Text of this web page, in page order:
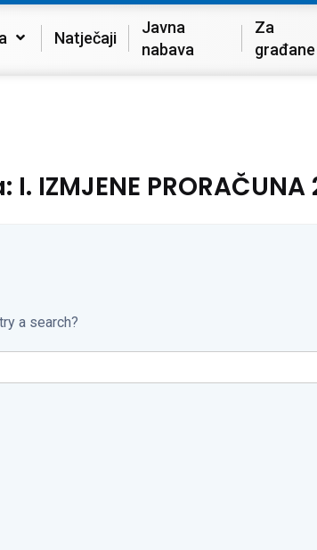
Natječaji
Javna
nabava
Za
građane
I. IZMJENE
a search?